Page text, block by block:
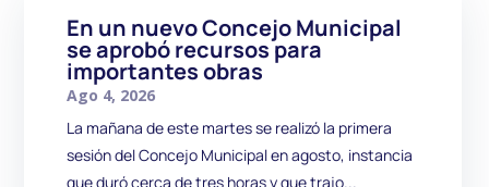
En un nuevo Concejo Municipal
se aprobó recursos para
importantes obras
Ago 4, 2026
La mañana de este martes se realizó la primera
sesión del Concejo Municipal en agosto, instancia
que duró cerca de tres horas y que trajo...